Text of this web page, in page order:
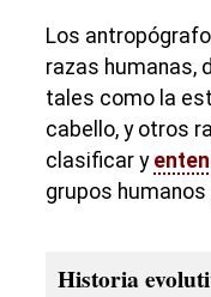
Los
razas humanas,
tales como la
cabello, y otros
clasificar y
grupos
Historia